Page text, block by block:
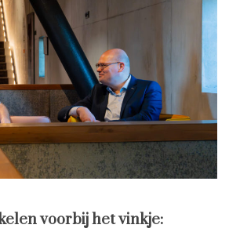
voorbij het vinkje: